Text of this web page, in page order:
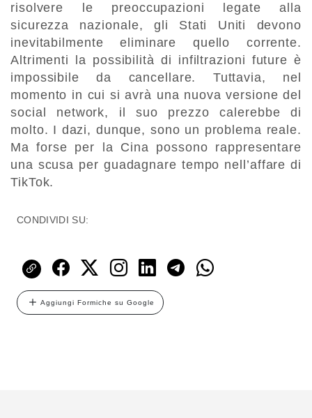
risolvere le preoccupazioni legate alla
sicurezza nazionale, gli Stati Uniti devono
inevitabilmente eliminare quello corrente.
Altrimenti la possibilità di infiltrazioni future è
impossibile da cancellare. Tuttavia, nel
momento in cui si avrà una nuova versione del
social network, il suo prezzo calerebbe di
molto. I dazi, dunque, sono un problema reale.
Ma forse per la Cina possono rappresentare
una scusa per guadagnare tempo nell’affare di
TikTok.
CONDIVIDI SU:
Aggiungi Formiche su Google